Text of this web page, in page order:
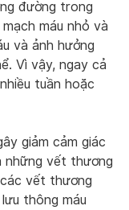
đường trong
máu nhỏ và
và ảnh hưởng
Vì vậy, ngay cả
tuần hoặc
giảm cảm giác
những vết thương
vết thương
thông máu